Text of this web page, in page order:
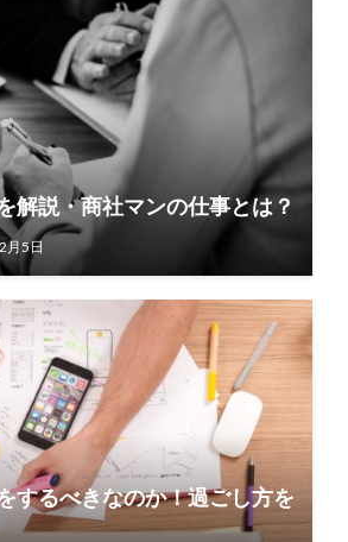
解説・商社マンの仕事とは？
月5日
するべきなのか！過ごし方を